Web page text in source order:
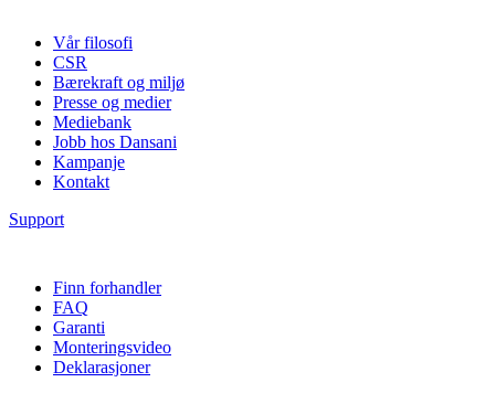
Vår filosofi
CSR
Bærekraft og miljø
Presse og medier
Mediebank
Jobb hos Dansani
Kampanje
Kontakt
Support
Finn forhandler
FAQ
Garanti
Monteringsvideo
Deklarasjoner